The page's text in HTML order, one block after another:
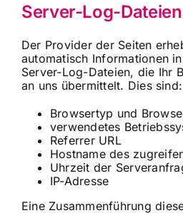
Server-Log-Dateien
Der Provider der Seiten
automatisch Informationen
Server-Log-Dateien, die Ihr
an uns übermittelt. Dies sind:
Browsertyp und
verwendetes
Referrer URL
Hostname des
Uhrzeit der
IP-Adresse
Eine Zusammenführung